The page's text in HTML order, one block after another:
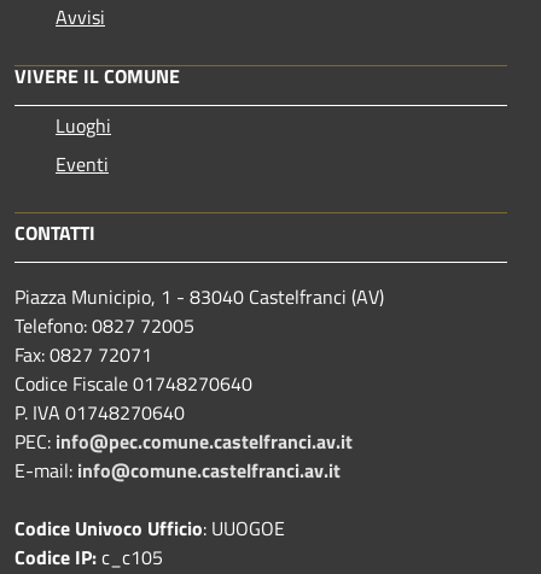
Avvisi
VIVERE IL COMUNE
Luoghi
Eventi
CONTATTI
Piazza Municipio, 1 - 83040 Castelfranci (AV)
Telefono: 0827 72005
Fax: 0827 72071
Codice Fiscale 01748270640
P. IVA 01748270640
PEC: info@pec.comune.castelfranci.av.it
E-mail: info@comune.castelfranci.av.it
Codice Univoco Ufficio: UUOGOE
Codice IP:c_c105